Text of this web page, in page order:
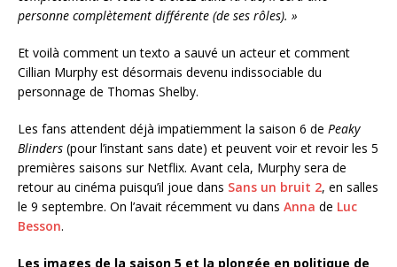
personne complètement différente (de ses rôles). »
Et voilà comment un texto a sauvé un acteur et comment
Cillian Murphy est désormais devenu indissociable du
personnage de Thomas Shelby.
Les fans attendent déjà impatiemment la saison 6 de Peaky
Blinders (pour l’instant sans date) et peuvent voir et revoir les 5
premières saisons sur Netflix. Avant cela, Murphy sera de
retour au cinéma puisqu’il joue dans Sans un bruit 2, en salles
le 9 septembre. On l’avait récemment vu dans Anna de Luc
Besson.
Les images de la saison 5 et la plongée en politique de